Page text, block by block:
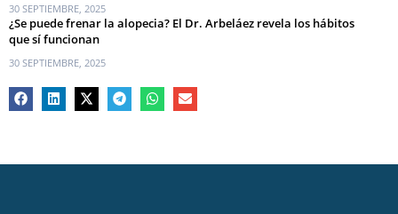
30 SEPTIEMBRE, 2025
¿Se puede frenar la alopecia? El Dr. Arbeláez revela los hábitos
que sí funcionan
30 SEPTIEMBRE, 2025